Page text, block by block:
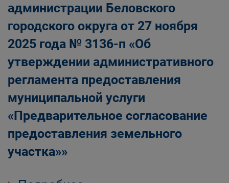
администрации Беловского
городского округа от 27 ноября
2025 года № 3136-п «Об
утверждении административного
регламента предоставления
муниципальной услуги
«Предварительное согласование
предоставления земельного
участка»»